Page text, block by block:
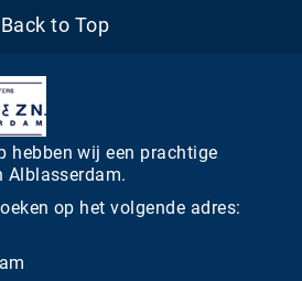
Back to Top
hebben wij een prachtige
Alblasserdam.
op het volgende adres: